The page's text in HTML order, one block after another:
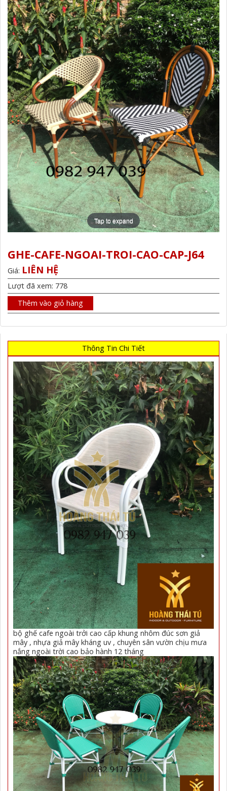
Tap to expand
GHE-CAFE-NGOAI-TROI-CAO-CAP-J64
Giá: LIÊN HỆ
Lượt đã xem: 778
Thêm vào giỏ hàng
Thông Tin Chi Tiết
bộ ghế cafe ngoài trởi cao cấp khung nhôm đúc sơn giả
mây , nhựa giả mây kháng uv , chuyên sân vườn chịu mưa
nắng ngoài trời cao bảo hành 12 tháng